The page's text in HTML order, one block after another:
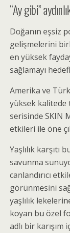
“Ay gibi”
Doğanın eşsiz
gelişmelerini
en yüksek
sağlamayı
Amerika ve
yüksek kalitede
serisinde SKIN
etkileri ile öne
Yaşlılık karşıtı
savunma
canlandırıcı
görünmesini
yaşlılık
koyan bu özel
adlı bir